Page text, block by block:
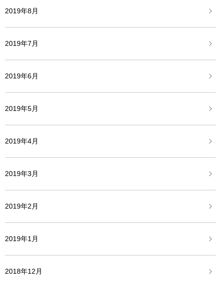
2019年8月
2019年7月
2019年6月
2019年5月
2019年4月
2019年3月
2019年2月
2019年1月
2018年12月